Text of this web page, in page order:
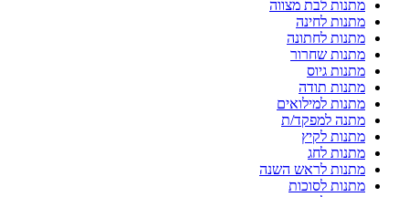
מתנות לבת מצווה
מתנות לחינה
מתנות לחתונה
מתנות שחרור
מתנות גיוס
מתנות תודה
מתנות למילואים
מתנה למפקד/ת
מתנות לקיץ
מתנות לחג
מתנות לראש השנה
מתנות לסוכות